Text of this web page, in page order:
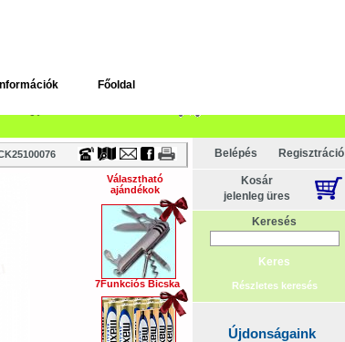
Információk Főoldal
Választható
ajándékok
7Funkciós Bicska
Belépés Regisztráció
Kosár
jelenleg üres
Keresés
Részletes keresés
Újdonságaink